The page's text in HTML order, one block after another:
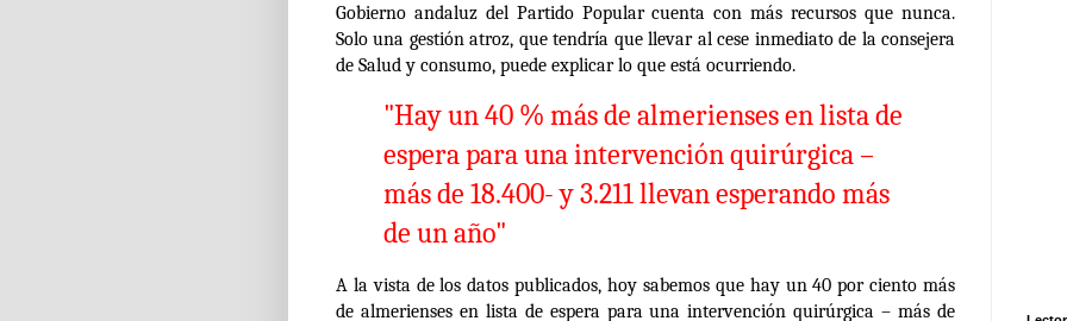
Gobierno andaluz del Partido Popular cuenta con más recursos que nunca.
Solo una gestión atroz, que tendría que llevar al cese inmediato de la consejera
de Salud y consumo, puede explicar lo que está ocurriendo.
"Hay un 40 % más de almerienses en lista de
espera para una intervención quirúrgica –
más de 18.400- y 3.211 llevan esperando más
de un año"
A la vista de los datos publicados, hoy sabemos que hay un 40 por ciento más
de almerienses en lista de espera para una intervención quirúrgica – más de